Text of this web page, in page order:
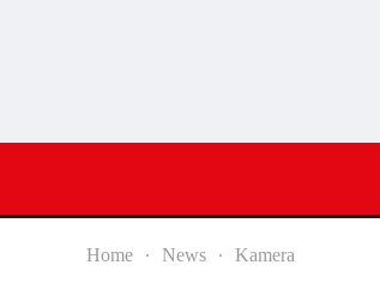
Home News Kamera